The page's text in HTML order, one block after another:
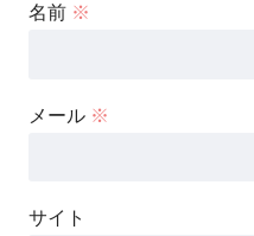
名前 ※
メール ※
サイト